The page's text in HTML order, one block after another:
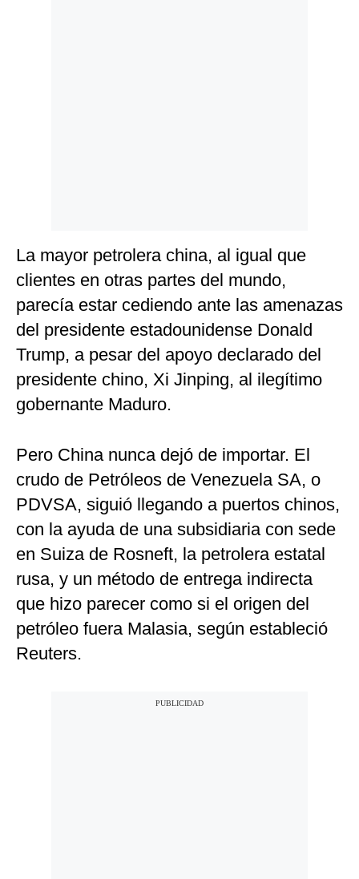
La mayor petrolera china, al igual que
clientes en otras partes del mundo,
parecía estar cediendo ante las amenazas
del presidente estadounidense Donald
Trump, a pesar del apoyo declarado del
presidente chino, Xi Jinping, al ilegítimo
gobernante Maduro.
Pero China nunca dejó de importar. El
crudo de Petróleos de Venezuela SA, o
PDVSA, siguió llegando a puertos chinos,
con la ayuda de una subsidiaria con sede
en Suiza de Rosneft, la petrolera estatal
rusa, y un método de entrega indirecta
que hizo parecer como si el origen del
petróleo fuera Malasia, según estableció
Reuters.